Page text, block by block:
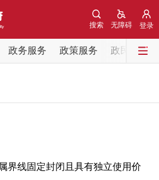
登录
无障碍
搜索
政务服务 政策服务 政民互动
线固定封闭且具有独立使用价